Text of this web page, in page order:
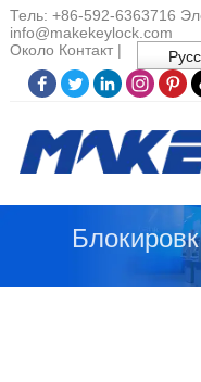
Тель: +86-592-6363716
info@makekeylock.com
Около Контакт|